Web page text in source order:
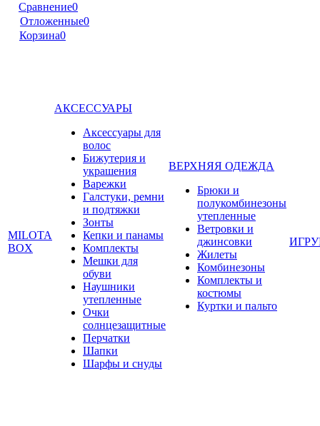
Сравнение0
Отложенные0
Корзина0
MILOTA
BOX
АКСЕССУАРЫ
Аксессуары для
волос
Бижутерия и
украшения
Варежки
Галстуки, ремни
и подтяжки
Зонты
Кепки и панамы
Комплекты
Мешки для
обуви
Наушники
утепленные
Очки
солнцезащитные
Перчатки
Шапки
Шарфы и снуды
ВЕРХНЯЯ ОДЕЖДА
Брюки и
полукомбинезоны
утепленные
Ветровки и
джинсовки
Жилеты
Комбинезоны
Комплекты и
костюмы
Куртки и пальто